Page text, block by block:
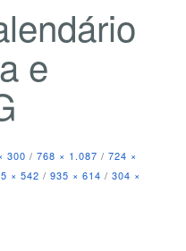
e
300 / 768 × 1.087 / 724 ×
× 542 / 935 × 614 / 304 ×